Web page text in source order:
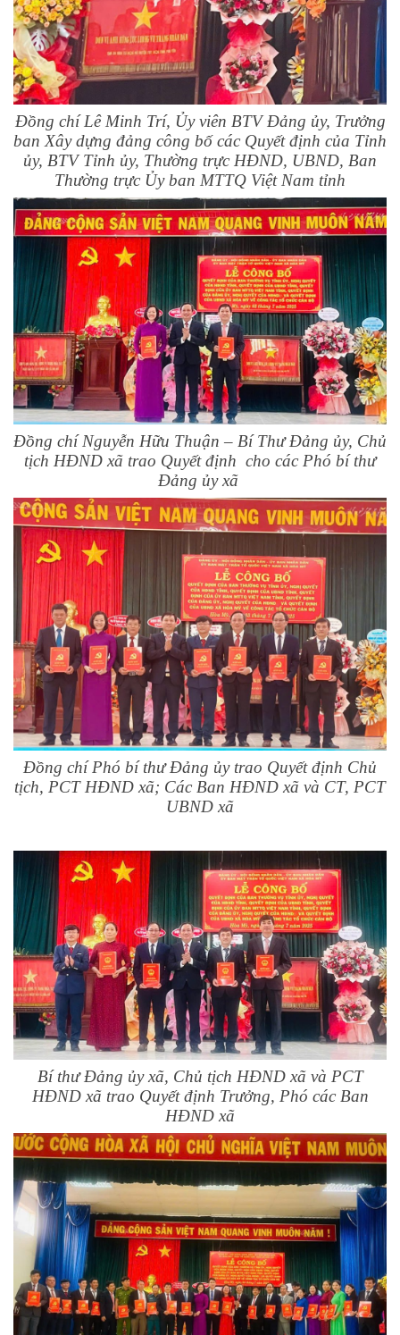
Đồng chí Lê Minh Trí, Ủy viên BTV Đảng ủy, Trưởng
ban Xây dựng đảng công bố các Quyết định của Tỉnh
ủy, BTV Tỉnh ủy, Thường trực HĐND, UBND, Ban
Thường trực Ủy ban MTTQ Việt Nam tỉnh
Đồng chí Nguyễn Hữu Thuận – Bí Thư Đảng ủy, Chủ
tịch HĐND xã trao Quyết định cho các Phó bí thư
Đảng ủy xã
Đồng chí Phó bí thư Đảng ủy trao Quyết định Chủ
tịch, PCT HĐND xã; Các Ban HĐND xã và CT, PCT
UBND xã
Bí thư Đảng ủy xã, Chủ tịch HĐND xã và PCT
HĐND xã trao Quyết định Trưởng, Phó các Ban
HĐND xã